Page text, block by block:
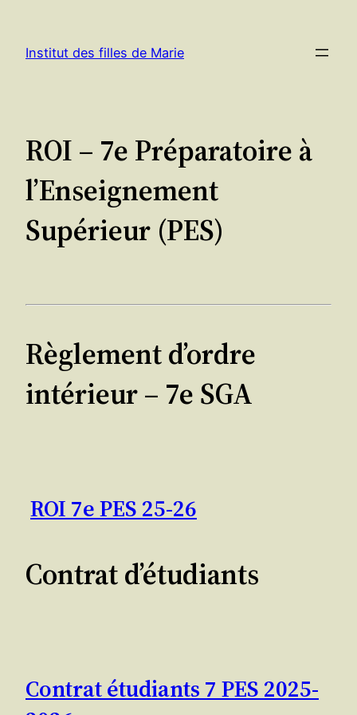
contenu
Institut des filles de Marie
ROI – 7e Préparatoire à
l’Enseignement
Supérieur (PES)
Règlement d’ordre
intérieur – 7e SGA
ROI 7e PES 25-26
Contrat d’étudiants
Contrat étudiants 7 PES 2025-